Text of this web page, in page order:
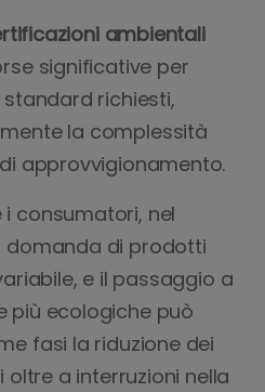
ambientali
significative per
richiesti,
la complessità
approvvigionamento.
consumatori, nel
domanda di prodotti
e il passaggio a
più ecologiche può
fasi la riduzione dei
a interruzioni nella